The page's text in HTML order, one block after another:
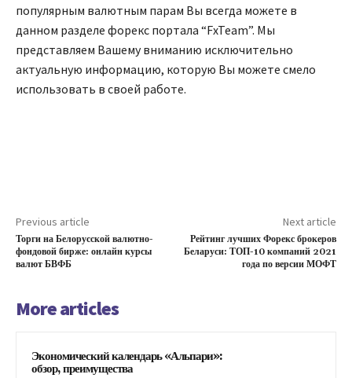
популярным валютным парам Вы всегда можете в
данном разделе форекс портала “FxTeam”. Мы
представляем Вашему вниманию исключительно
актуальную информацию, которую Вы можете смело
использовать в своей работе.
Previous article
Торги на Белорусской валютно-
фондовой бирже: онлайн курсы
валют БВФБ
Next article
Рейтинг лучших Форекс брокеров
Беларуси: ТОП-10 компаний 2021
года по версии МОФТ
More articles
Экономический календарь «Альпари»:
обзор, преимущества